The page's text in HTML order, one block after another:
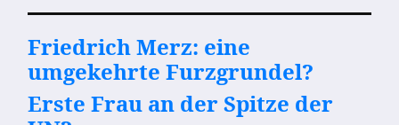
Friedrich Merz: eine
umgekehrte Furzgrundel?
Erste Frau an der Spitze der